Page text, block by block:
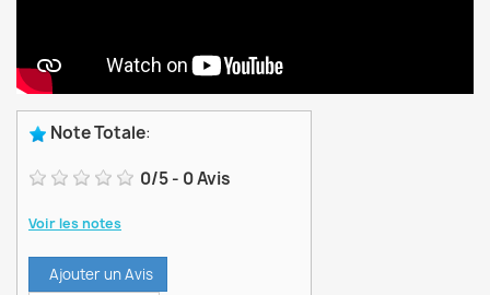
Note Totale:
0/5- 0Avis
Voir les notes
Ajouter un Avis